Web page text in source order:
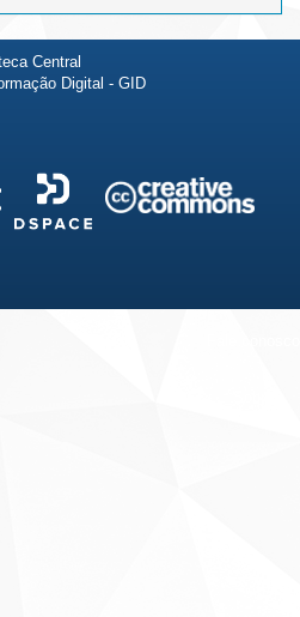
Central
Digital - GID